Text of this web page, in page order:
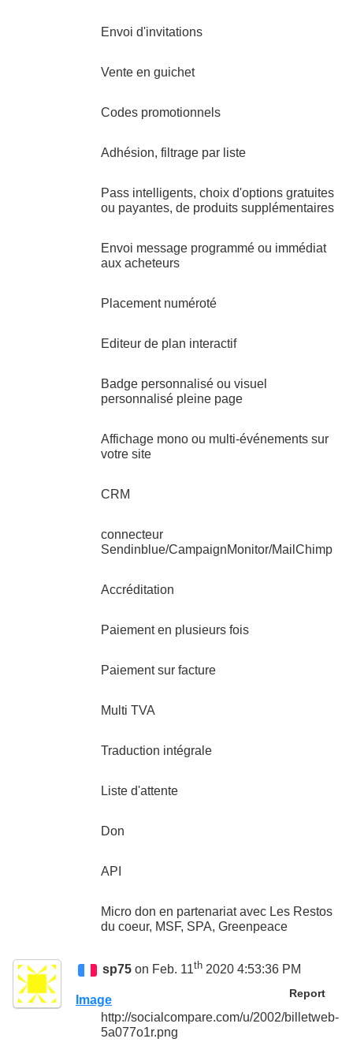
Envoi d'invitations
Vente en guichet
Codes promotionnels
Adhésion, filtrage par liste
Pass intelligents, choix d'options gratuites
ou payantes, de produits supplémentaires
Envoi message programmé ou immédiat
aux acheteurs
Placement numéroté
Editeur de plan interactif
Badge personnalisé ou visuel
personnalisé pleine page
Affichage mono ou multi-événements sur
votre site
CRM
connecteur
Sendinblue/CampaignMonitor/MailChimp
Accréditation
Paiement en plusieurs fois
Paiement sur facture
Multi TVA
Traduction intégrale
Liste d'attente
Don
API
Micro don en partenariat avec Les Restos
du coeur, MSF, SPA, Greenpeace
sp75 on Feb. 11th 2020 4:53:36 PM
Report
Image
http://socialcompare.com/u/2002/billetweb-
5a077o1r.png